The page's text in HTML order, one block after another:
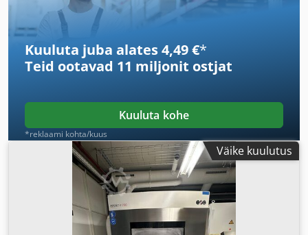
Kuuluta juba alates 4,49 €*
Teid ootavad 11 miljonit ostjat
Kuuluta kohe
*reklaami kohta/kuus
Väike kuulutus